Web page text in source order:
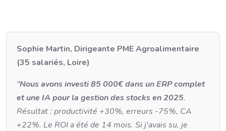
Sophie Martin, Dirigeante PME Agroalimentaire
(35 salariés, Loire)
"Nous avons investi 85 000€ dans un ERP complet
et une IA pour la gestion des stocks en 2025.
Résultat : productivité +30%, erreurs -75%, CA
+22%. Le ROI a été de 14 mois. Si j'avais su, je